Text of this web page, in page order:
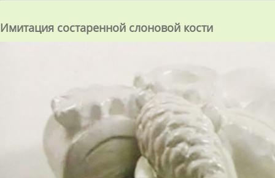
Имитация состаренной слоновой кости